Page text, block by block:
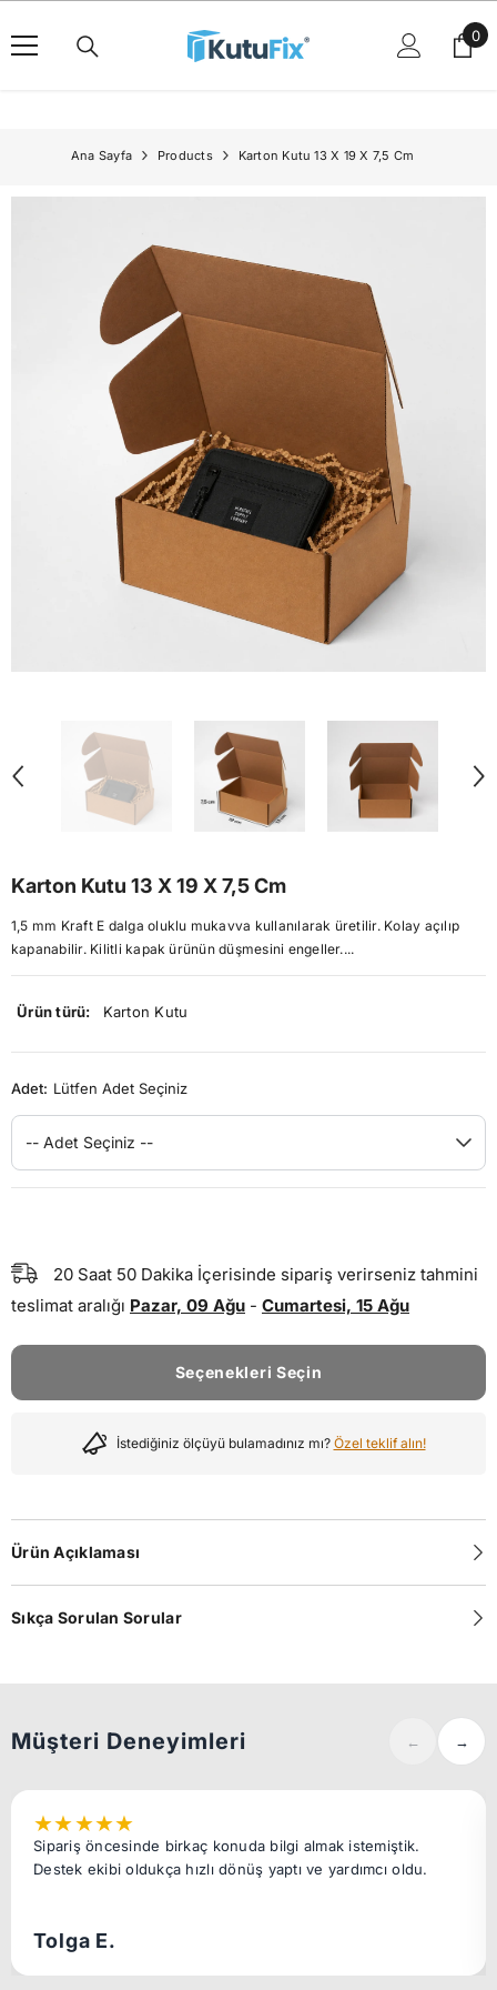
0
0
Ana Sayfa Products Karton Kutu 13 X 19 X 7,5 Cm
Karton Kutu 13 X 19 X 7,5 Cm
1,5 mm Kraft E dalga oluklu mukavva kullanılarak üretilir. Kolay açılıp
kapanabilir. Kilitli kapak ürünün düşmesini engeller....
Ürün türü: Karton Kutu
Adet: Lütfen Adet Seçiniz
-- Adet Seçiniz --
20 Saat 50 Dakika İçerisinde sipariş verirseniz tahmini
teslimat aralığı Pazar, 09 Ağu - Cumartesi, 15 Ağu
Seçenekleri Seçin
İstediğiniz ölçüyü bulamadınız mı? Özel teklif alın!
Ürün Açıklaması
Sıkça Sorulan Sorular
Müşteri Deneyimleri ← →
★★★★★
Sipariş öncesinde birkaç konuda bilgi almak istemiştik.
Destek ekibi oldukça hızlı dönüş yaptı ve yardımcı oldu.
Tolga E.